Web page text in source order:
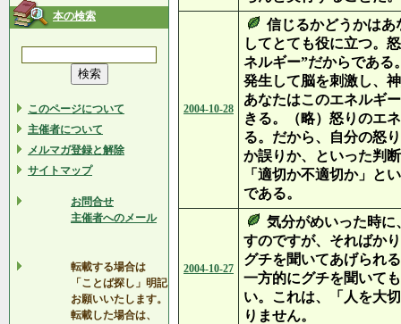
本の検索
このページについて
主催者について
メルマガ登録と解除
サイトマップ
お問合せ
主催者へのメール
転載する場合は
「ことば探し」明記
お願いいたします。
転載した場合は、
2004-10-28
信じるかどうかはあ
してとても役に立つ。
ネルギー”だからである
発生して脳を刺激し、
あなたはこのエネルギ
きる。（略）怒りのエ
る。だから、自分の怒
か誤りか、といった判
「適切か不適切か」と
である。
2004-10-27
気分がめいった時に
すのですが、そればか
グチを聞いてあげられ
一方的にグチを聞いて
い。これは、「人を大
りません。